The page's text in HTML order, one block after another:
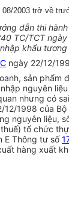
08/2003 trở về
dẫn thi
TC/TCT
khẩu
ngày 22/12/
sản
nguyên
nhưng có
12/1998 của
nguyên liệu,
tổ chức
E Thông tư số
hàng xuất